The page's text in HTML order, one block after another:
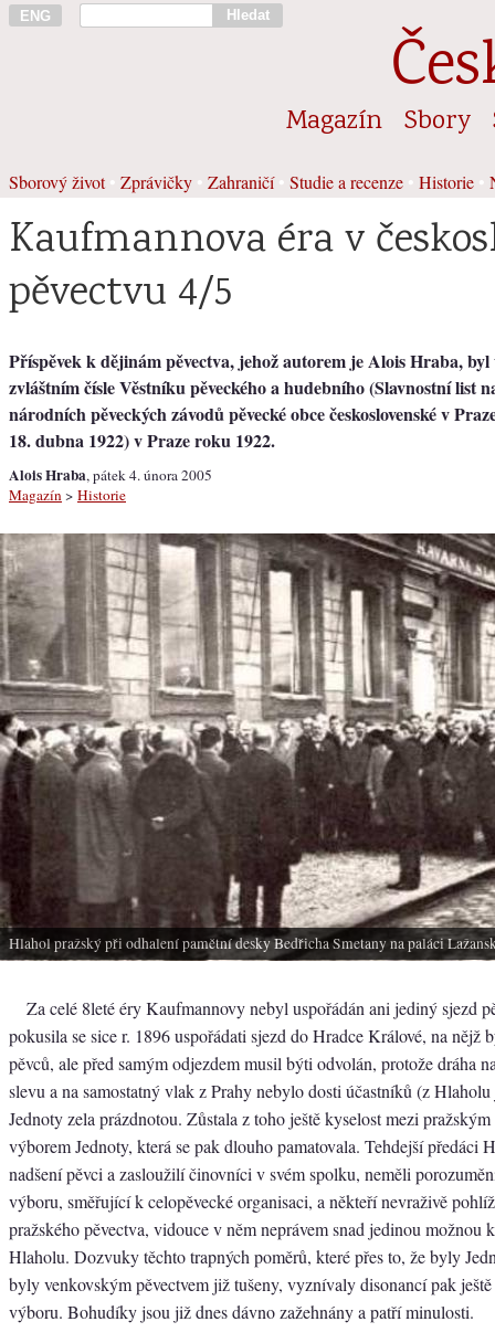
ENG Hledat
Magazín Sbory
Sborový život• Zprávičky Zahraničí• Studie a recenze Historie
Kaufmannova éra v
pěvectvu 4/5
Příspěvek k dějinám pěvectva, jehož autorem je Alois Hraba, byl
zvláštním čísle Věstníku pěveckého a hudebního (Slavnostní list
národních pěveckých závodů pěvecké obce československé v
18. dubna 1922) v Praze roku 1922.
Alois Hraba, pátek 4. února 2005
Magazín > Historie
Hlahol pražský při odhalení pamětní desky Bedřicha Smetany na paláci
Za celé 8leté éry Kaufmannovy nebyl uspořádán ani jediný sjezd
pokusila se sice r. 1896 uspořádati sjezd do Hradce Králové, na nějž
pěvců, ale před samým odjezdem musil býti odvolán, protože dráha
slevu a na samostatný vlak z Prahy nebylo dosti účastníků (z
Jednoty zela prázdnotou. Zůstala z toho ještě kyselost mezi
výborem Jednoty, která se pak dlouho pamatovala. Tehdejší předáci
nadšení pěvci a zasloužilí činovníci v svém spolku, neměli
výboru, směřující k celopěvecké organisaci, a někteří nevraživě
pražského pěvectva, vidouce v něm neprávem snad jedinou možnou
Hlaholu. Dozvuky těchto trapných poměrů, které přes to, že byly
byly venkovským pěvectvem již tušeny, vyznívaly disonancí pak
výboru. Bohudíky jsou již dnes dávno zažehnány a patří minulosti.